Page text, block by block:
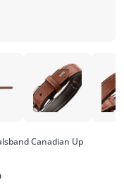
Canadian Up